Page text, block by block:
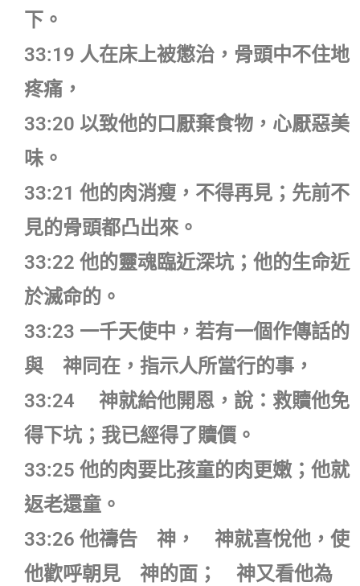
下。
33:19 人在床上被懲治，骨頭中不住地
疼痛，
33:20 以致他的口厭棄食物，心厭惡美
味。
33:21 他的肉消瘦，不得再見；先前不
見的骨頭都凸出來。
33:22 他的靈魂臨近深坑；他的生命近
於滅命的。
33:23 一千天使中，若有一個作傳話的
與 神同在，指示人所當行的事，
33:24 神就給他開恩，說：救贖他免
得下坑；我已經得了贖價。
33:25 他的肉要比孩童的肉更嫩；他就
返老還童。
33:26 他禱告 神， 神就喜悅他，使
他歡呼朝見 神的面； 神又看他為